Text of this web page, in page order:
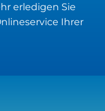
erledigen Sie
Ihrer